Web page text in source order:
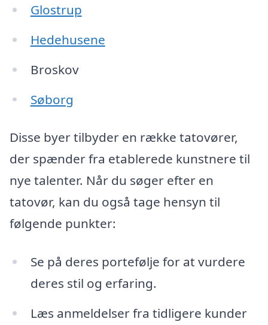
Glostrup
Hedehusene
Broskov
Søborg
Disse byer tilbyder en række tatovører,
der spænder fra etablerede kunstnere til
nye talenter. Når du søger efter en
tatovør, kan du også tage hensyn til
følgende punkter:
Se på deres portefølje for at vurdere
deres stil og erfaring.
Læs anmeldelser fra tidligere kunder